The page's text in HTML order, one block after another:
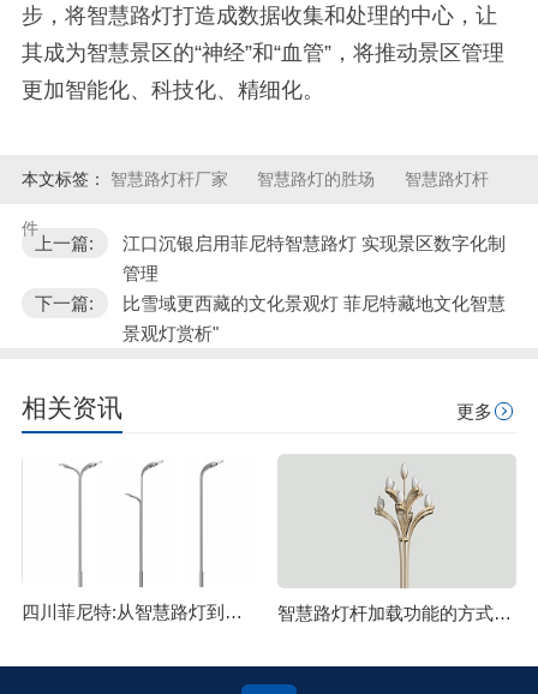
步，将智慧路灯打造成数据收集和处理的中心，让
其成为智慧景区的“神经”和“血管”，将推动景区管理
更加智能化、科技化、精细化。
本文标签： 智慧路灯杆厂家 智慧路灯的胜场 智慧路灯杆
件
上一篇:
江口沉银启用菲尼特智慧路灯 实现景区数字化制
管理
下一篇:
比雪域更西藏的文化景观灯 菲尼特藏地文化智慧
景观灯赏析"
相关资讯 更多
四川菲尼特:从智慧路灯到数字孪生再到元宇宙 智慧路灯杆加载功能的方式主要有哪些